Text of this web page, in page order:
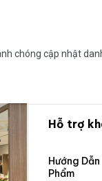
chóng cập nhật
Hỗ trợ
Hướng
Phẩm